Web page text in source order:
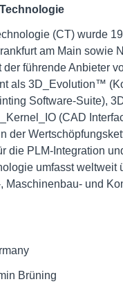
(CT) wurde
am Main sowie
führende Anbieter
als 3D_Evolution™
Software-Suite),
(CAD
der
die PLM-Integration
umfasst
Maschinenbau- und
Brüning